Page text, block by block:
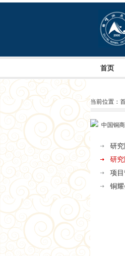
首页
当前位置：
中国铜
研
研
项
铜